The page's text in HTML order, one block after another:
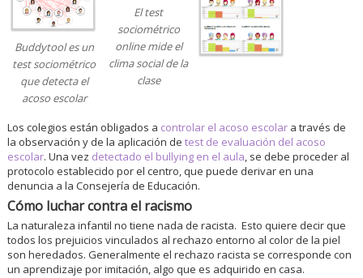
Buddytool es un
test sociométrico
que detecta el
acoso escolar
El test
sociométrico
online mide el
clima social de la
clase
Los colegios están obligados a controlar el acoso escolara través de
la observación y de la aplicación de test de evaluación del acoso
escolar. Una vez detectado el bullying en el aula, se debe proceder al
protocolo establecido por el centro, que puede derivar en una
denuncia a la Consejería de Educación.
Cómo luchar contra el racismo
La naturaleza infantil no tiene nada de racista. Esto quiere decir que
todos los prejuicios vinculados al rechazo entorno al color de la piel
son heredados. Generalmente el rechazo racista se corresponde con
un aprendizaje por imitación, algo que es adquirido en casa.